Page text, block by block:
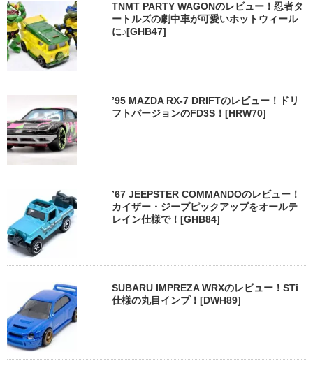
TNMT PARTY WAGONのレビュー！忍者タ
ートルズの劇中車が可愛いホットウィール
に♪[GHB47]
’95 MAZDA RX-7 DRIFTのレビュー！ドリ
フトバージョンのFD3S！[HRW70]
’67 JEEPSTER COMMANDOのレビュー！
カイザー・ジープピックアップをオールテ
レイン仕様で！[GHB84]
SUBARU IMPREZA WRXのレビュー！STi
仕様の丸目インプ！[DWH89]